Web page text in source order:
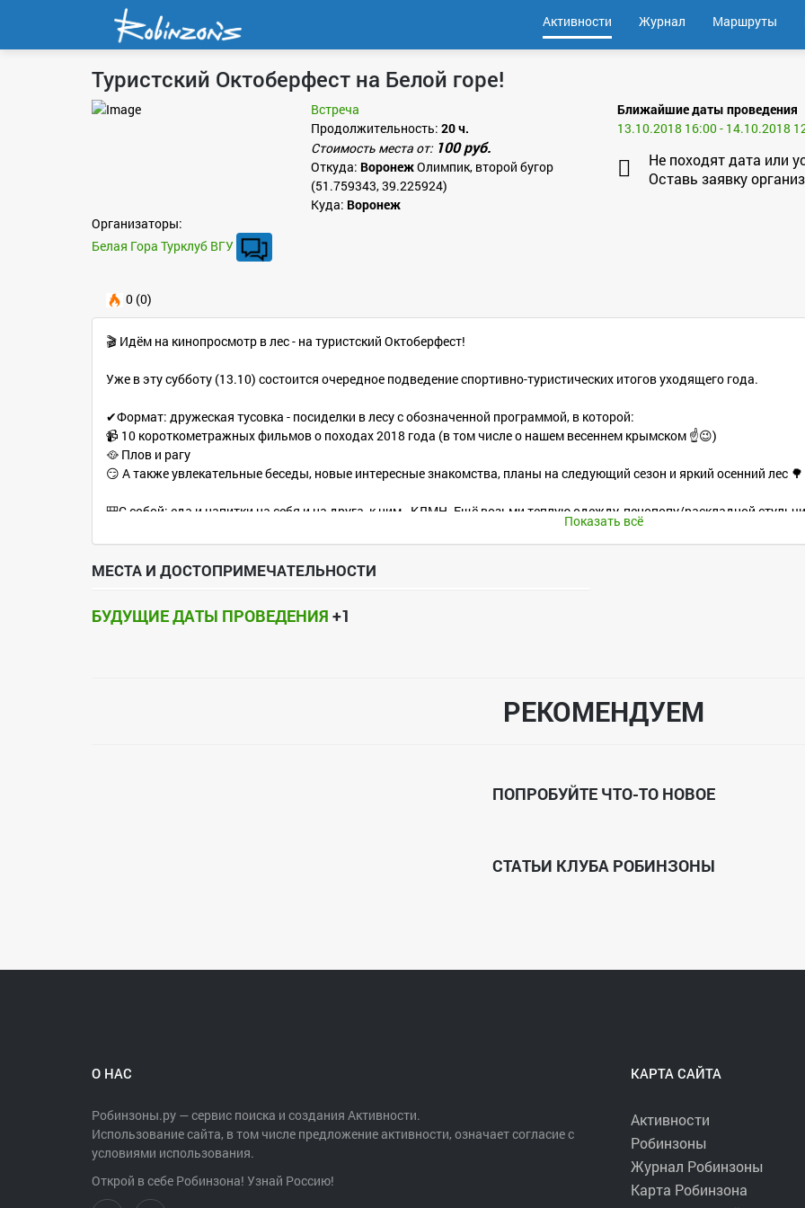
Активности Журнал Маршруты
Туристский Октоберфест на Белой горе!
Встреча
Продолжительность: 20 ч.
Стоимость места от: 100 руб.
Откуда: ВоронежОлимпик, второй бугор
(51.759343, 39.225924)
Куда: Воронеж
Организаторы:
Белая Гора Турклуб ВГУ
0 (0)
Ближайшие даты проведения
13.10.2018 16:00 - 14.10.2018
Не походят дата или
Оставь заявку
🎬 Идём на кинопросмотр в лес - на туристский Октоберфест!
Уже в эту субботу (13.10) состоится очередное подведение спортивно-туристических итогов уходящего года.
✔Формат: дружеская тусовка - посиделки в лесу с обозначенной программой, в которой:
📹 10 короткометражных фильмов о походах 2018 года (в том числе о нашем весеннем крымском ☝😉)
🥘 Плов и рагу
😏 А также увлекательные беседы, новые интересные знакомства, планы на следующий сезон и яркий осенний лес 🌳
🎒С собой: еда и напитки на себя и на друга, к ним - КЛМН. Ещё возьми теплую одежду, пенопопу/раскладной
💰Стоимость: 100 руб. на организационные расходы.
Как добраться:
По желанию можно остаться с ночёвкой, для этого необходимо иметь:
Если идёшь, пиши в комментарии, с ночёвкой или без, и если да, то требуется ли какое-то снаряжение из
Показать всё
МЕСТА И ДОСТОПРИМЕЧАТЕЛЬНОСТИ
БУДУЩИЕ ДАТЫ ПРОВЕДЕНИЯ +1
РЕКОМЕНДУЕМ
ПОПРОБУЙТЕ ЧТО-ТО НОВОЕ
СТАТЬИ КЛУБА РОБИНЗОНЫ
О НАС
Робинзоны.ру — сервис поиска и создания Активности.
Использование сайта, в том числе предложение активности, означает согласие с
условиями использования.
Открой в себе Робинзона! Узнай Россию!
КАРТА САЙТА
Активности
Робинзоны
Журнал Робинзоны
Карта Робинзона